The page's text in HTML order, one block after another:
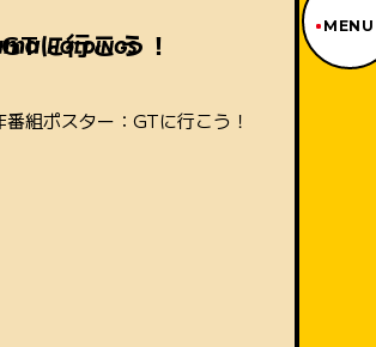
MENU
TOP PAGE
GTに行こう！